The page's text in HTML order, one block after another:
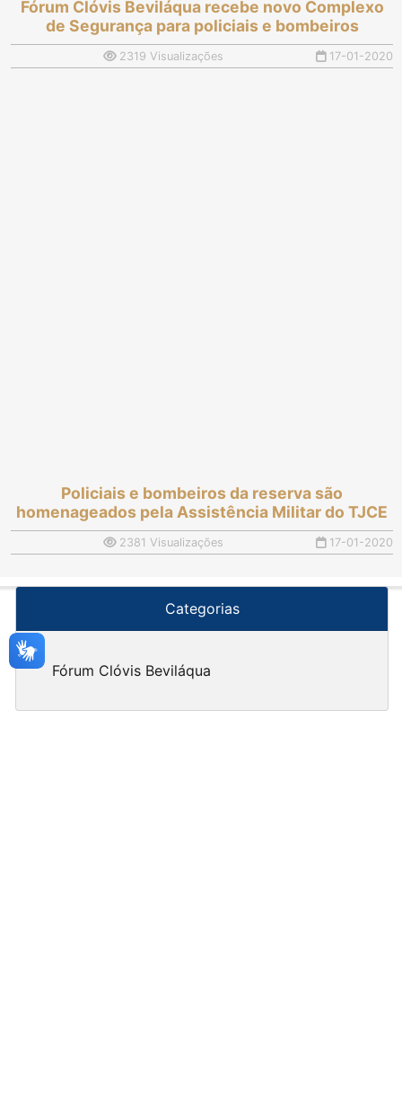
Fórum Clóvis Beviláqua recebe novo Complexo
de Segurança para policiais e bombeiros
2319 Visualizações 17-01-2020
Policiais e bombeiros da reserva são
homenageados pela Assistência Militar do TJCE
2381 Visualizações 17-01-2020
Categorias
Fórum Clóvis Beviláqua